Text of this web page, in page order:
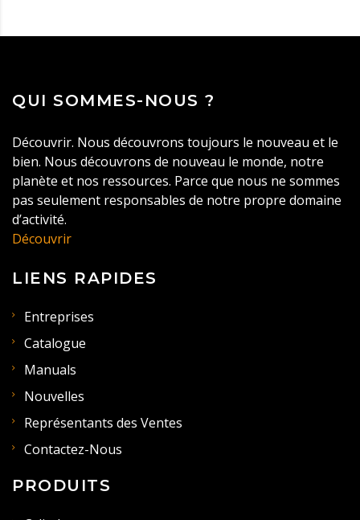
QUI SOMMES-NOUS ?
Découvrir. Nous découvrons toujours le nouveau et le
bien. Nous découvrons de nouveau le monde, notre
planète et nos ressources. Parce que nous ne sommes
pas seulement responsables de notre propre domaine
d’activité.
Découvrir
LIENS RAPIDES
Entreprises
Catalogue
Manuals
Nouvelles
Représentants des Ventes
Contactez-Nous
PRODUITS